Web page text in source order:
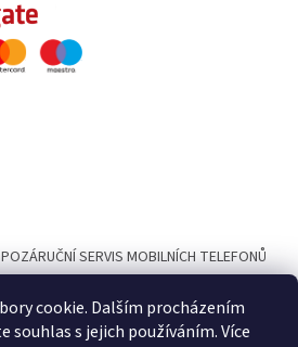
cookie. Dalším procházením
souhlas s jejich používáním. Více
SERVIS MOBILNÍCH TELEFONŮ
PhoneParts.cz